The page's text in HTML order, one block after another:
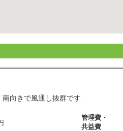
向きで風通し抜群です
管理費・
共益費